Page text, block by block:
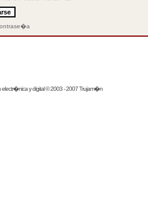
y digital © 2003 - 2007 Trujam�n